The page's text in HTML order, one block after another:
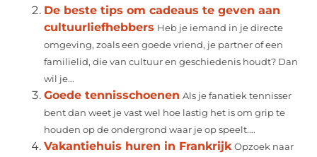
De beste tips om cadeaus te geven aan
cultuurliefhebbers Heb je iemand in je directe
omgeving, zoals een goede vriend, je partner of een
familielid, die van cultuur en geschiedenis houdt? Dan
wil je...
Goede tennisschoenen Als je fanatiek tennisser
bent dan weet je vast wel hoe lastig het is om grip te
houden op de ondergrond waar je op speelt....
Vakantiehuis huren in Frankrijk Opzoek naar